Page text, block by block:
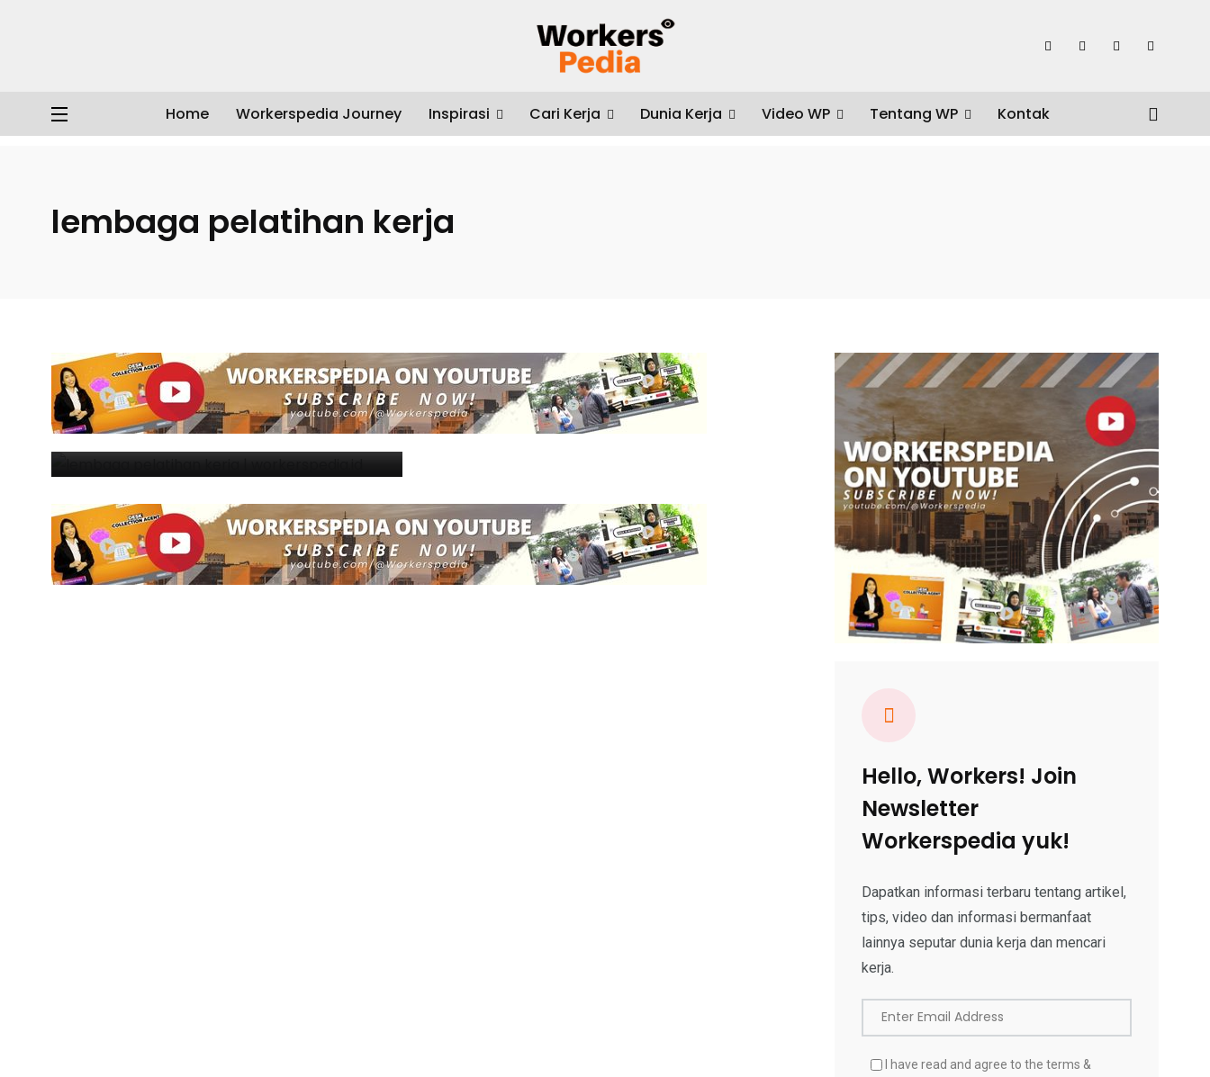
Home Workerspedia Journey Inspirasi Cari Kerja Dunia Kerja Video WP Tentang WP Kontak
lembaga pelatihan kerja
lembaga pelatihan kerja
Lembaga Pelatihan Kerja –
Upgrade Skill dan Kompetensi
.
Hello, Workers! Join
Newsletter
Workerspedia yuk!
Dapatkan informasi terbaru tentang artikel,
tips, video dan informasi bermanfaat
lainnya seputar dunia kerja dan mencari
kerja.
Enter Email Address
I have read and agree to the terms &